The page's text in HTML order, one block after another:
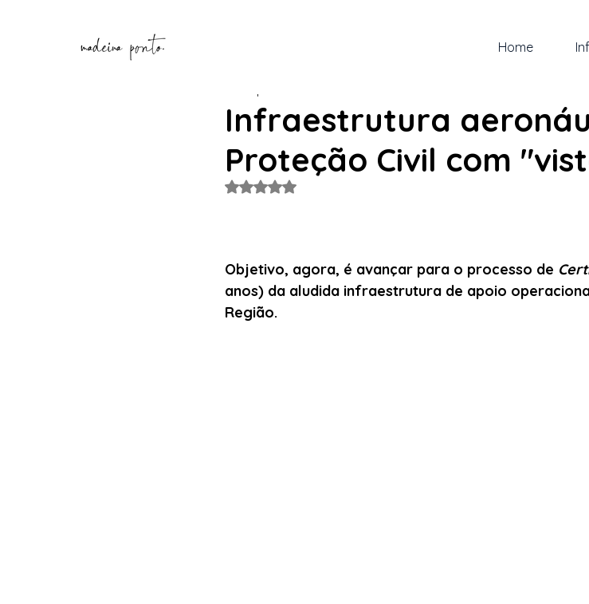
Home
Infraestrutura
Proteção Civil com
Avaliado com NaN de 5 estrelas.
Objetivo, agora, é avançar para o processo de
anos) da aludida infraestrutura de apoio
Região.